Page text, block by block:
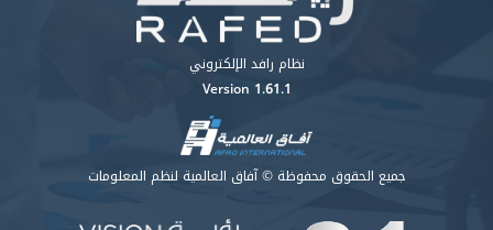
نظام رافد الإلكتروني
Version 1.61.1
جميع الحقوق محفوظة © آفاق العالمية لنظم المعلومات